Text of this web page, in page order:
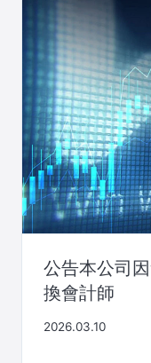
公告本公司
換會計師
2026.03.10